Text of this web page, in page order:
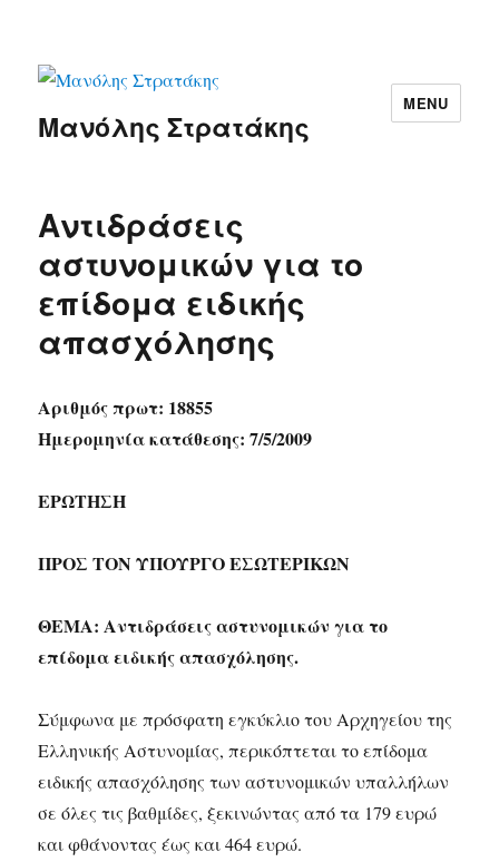
Μανόλης Στρατάκης
MENU
Αντιδράσεις
αστυνομικών για το
επίδομα ειδικής
απασχόλησης
Αριθμός πρωτ: 18855
Ημερομηνία κατάθεσης: 7/5/2009
ΕΡΩΤΗΣΗ
ΠΡΟΣ ΤΟΝ ΥΠΟΥΡΓΟ ΕΣΩΤΕΡΙΚΩΝ
ΘΕΜΑ: Αντιδράσεις αστυνομικών για το
επίδομα ειδικής απασχόλησης.
Σύμφωνα με πρόσφατη εγκύκλιο του Αρχηγείου της
Ελληνικής Αστυνομίας, περικόπτεται το επίδομα
ειδικής απασχόλησης των αστυνομικών υπαλλήλων
σε όλες τις βαθμίδες, ξεκινώντας από τα 179 ευρώ
και φθάνοντας έως και 464 ευρώ.